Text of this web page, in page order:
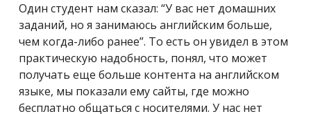
Один студент нам сказал: “У вас нет домашних
заданий, но я занимаюсь английским больше,
чем когда-либо ранее”. То есть он увидел в этом
практическую надобность, понял, что может
получать еще больше контента на английском
языке, мы показали ему сайты, где можно
бесплатно общаться с носителями. У нас нет